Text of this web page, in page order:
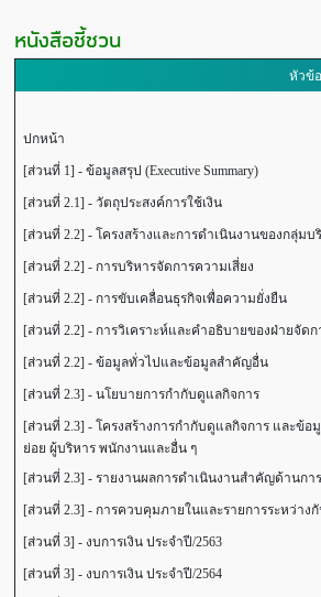
หนังสือชี้ชวน
หัวข้อ
ปกหน้า
[ส่วนที่ 1] - ข้อมูลสรุป (Executive Summary)
[ส่วนที่ 2.1] - วัตถุประสงค์การใช้เงิน
[ส่วนที่ 2.2] - โครงสร้างและการดำเนินงานของกลุ่มบ
[ส่วนที่ 2.2] - การบริหารจัดการความเสี่ยง
[ส่วนที่ 2.2] - การขับเคลื่อนธุรกิจเพื่อความยั่งยืน
[ส่วนที่ 2.2] - การวิเคราะห์และคำอธิบายของฝ่ายจัด
[ส่วนที่ 2.2] - ข้อมูลทั่วไปและข้อมูลสำคัญอื่น
[ส่วนที่ 2.3] - นโยบายการกำกับดูแลกิจการ
[ส่วนที่ 2.3] - โครงสร้างการกำกับดูแลกิจการ และข้
ย่อย ผู้บริหาร พนักงานและอื่น ๆ
[ส่วนที่ 2.3] - รายงานผลการดำเนินงานสำคัญด้านกา
[ส่วนที่ 2.3] - การควบคุมภายในและรายการระหว่าง
[ส่วนที่ 3] - งบการเงิน ประจำปี/2563
[ส่วนที่ 3] - งบการเงิน ประจำปี/2564